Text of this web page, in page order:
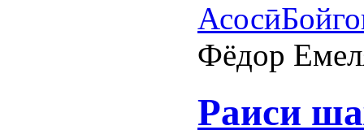
Асосӣ
Фёдор
Раиси